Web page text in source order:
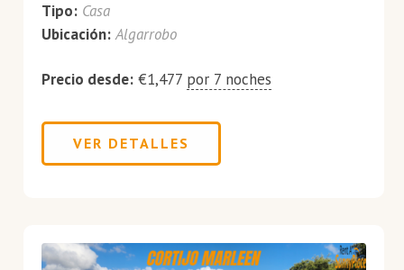
Tipo: Casa
Ubicación: Algarrobo
Precio desde: €1,477 por 7 noches
VER DETALLES